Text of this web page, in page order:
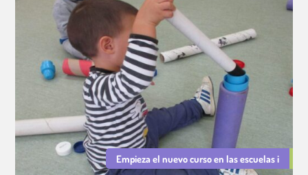
Empieza el nuevo curso en las escuelas i